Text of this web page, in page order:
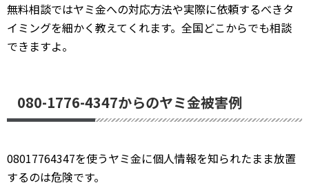
無料相談ではヤミ金への対応方法や実際に依頼するべきタ
イミングを細かく教えてくれます。全国どこからでも相談
できますよ。
080-1776-4347からのヤミ金被害例
08017764347を使うヤミ金に個人情報を知られたまま放置
するのは危険です。